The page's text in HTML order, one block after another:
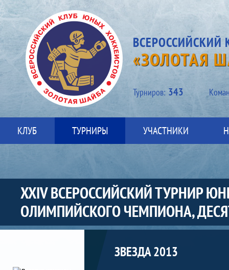
«ЗОЛОТАЯ
Турниров: 343
КЛУБ ТУРНИРЫ УЧАСТНИКИ
XXIV ВСЕРОССИЙСКИЙ ТУРНИР
ОЛИМПИЙСКОГО ЧЕМПИОНА,
Команда
ЗВЕЗДА 2013